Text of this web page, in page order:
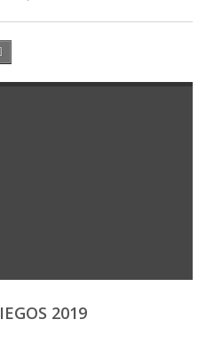
2019